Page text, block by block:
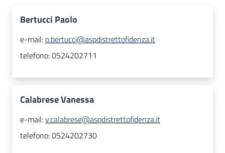
Bertucci Paolo
e-mail: p.bertucci@aspdistrettofidenza.it
telefono:0524202711
Calabrese Vanessa
e-mail:v.calabrese@aspdistrettofidenza.it
telefono:0524202730